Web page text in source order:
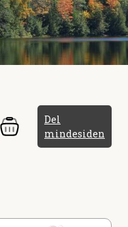
Del
mindesiden